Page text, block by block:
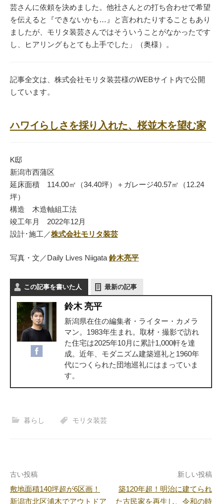
芸さんに依頼を決めました。他社さんとの打ち合わせで希望
を伝えると『できないかも…』と言われたりすることもあり
ましたが、モリタ装芸さんではそういうことがなかったです
し、ヒアリングもとても上手でした」（奥様）。
記事全文は、株式会社モリタ装芸様のWEBサイト内で公開
しています。
ハワイらしさを採り入れた、桜並木を望む家
K邸
新潟市西蒲区
延床面積 114.00㎡（34.40坪）＋ガレージ40.57㎡（12.24
坪）
構造 木造軸組工法
竣工年月 2022年12月
設計･施工／株式会社モリタ装芸
写真・文／Daily Lives Niigata 鈴木亮平
この記事を書いた人 最新の記事
鈴木 亮平
新潟県在住の編集者・ライター・カメラ
マン。1983年生まれ。取材・撮影で訪れ
た住宅は2025年10月に累計1,000軒を達
成。近年、モダニズム建築巡礼と1960年
代につくられた団地巡礼にはまっていま
す。
暮らし モリタ装芸
古い投稿
敷地面積140坪超が6区画！
新潟市北区浦木でアウトドア
新しい投稿
築120年超！明治に建てられ
た古民家を再生し、令和の時